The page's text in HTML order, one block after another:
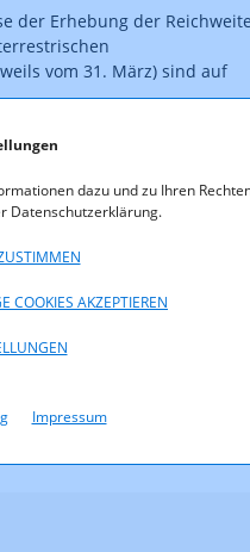
dazu und zu Ihren
Datenschutzerklärung.
COOKIES AKZEPTIEREN
Impressum
der Erhebung der
vom 31. März) sind auf
Anmerkungen zu
G) wird ausdrücklich